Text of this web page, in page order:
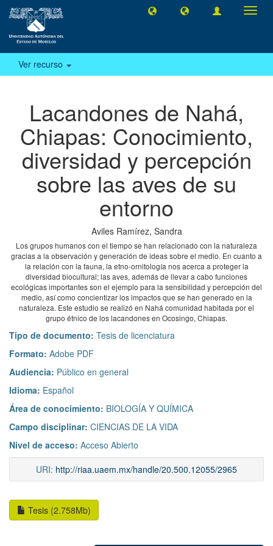
Ver recurso
Lacandones de Nahá,
Chiapas: Conocimiento,
diversidad y percepción
sobre las aves de su
entorno
Aviles Ramírez, Sandra
Los grupos humanos con el tiempo se han relacionado con la naturaleza
gracias a la observación y generación de ideas sobre el medio. En cuanto a
la relación con la fauna, la etno-ornitología nos acerca a proteger la
diversidad biocultural; las aves, además de llevar a cabo funciones
ecológicas importantes son el ejemplo para la sensibilidad y percepción del
medio, así como concientizar los impactos que se han generado en la
naturaleza. Este estudio se realizó en Nahá comunidad habitada por el
grupo étnico de los lacandones en Ocosingo, Chiapas.
Tipo de documento: Tesis de licenciatura
Formato: Adobe PDF
Audiencia: Público en general
Idioma: Español
Área de conocimiento: BIOLOGÍA Y QUÍMICA
Campo disciplinar: CIENCIAS DE LA VIDA
Nivel de acceso: Acceso Abierto
URI: http://riaa.uaem.mx/handle/20.500.12055/2965
Tesis (2.758Mb)